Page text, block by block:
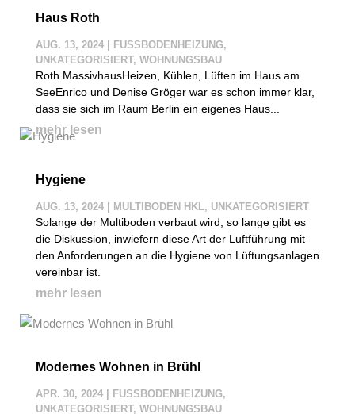
Haus Roth
AUG. 13, 2024| FUSSBODENHEIZUNG
,
UNKATEGORISIERT, WOHNUNGSBAU
Roth MassivhausHeizen, Kühlen, Lüften im Haus am
SeeEnrico und Denise Gröger war es schon immer klar,
dass sie sich im Raum Berlin ein eigenes Haus...
mehr lesen
Hygiene
AUG. 13, 2024| MULTIBODEN HKL, UNKATEGORISIERT
Solange der Multiboden verbaut wird, so lange gibt es
die Diskussion, inwiefern diese Art der Luftführung mit
den Anforderungen an die Hygiene von Lüftungsanlagen
vereinbar ist.
mehr lesen
Modernes Wohnen in Brühl
APR. 30, 2024| FUSSBODENHEIZUNG
,
UNKATEGORISIERT, WOHNUNGSBAU